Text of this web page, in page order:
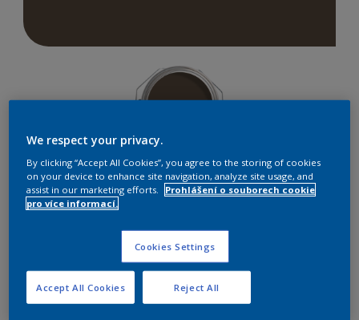
Najít výrobek v tomto odstínu
Koordinovat barevné
We respect your privacy.
By clicking “Accept All Cookies”, you agree to the storing of cookies
on your device to enhance site navigation, analyze site usage, and
assist in our marketing efforts.
Prohlášení o souborech cookie
pro více informací.
Cookies Settings
Reject All
Accept All Cookies